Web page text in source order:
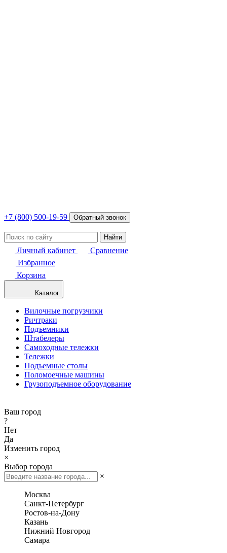
+7 (800) 500-19-59 Обратный звонок
Найти
Личный кабинет
Сравнение
Избранное
Корзина
Каталог
Вилочные погрузчики
Ричтраки
Подъемники
Штабелеры
Самоходные тележки
Тележки
Подъемные столы
Поломоечные машины
Грузоподъемное оборудование
Ваш город
?
Нет
Да
Изменить город
×
Выбор города
×
Москва
Санкт-Петербург
Ростов-на-Дону
Казань
Нижний Новгород
Самара